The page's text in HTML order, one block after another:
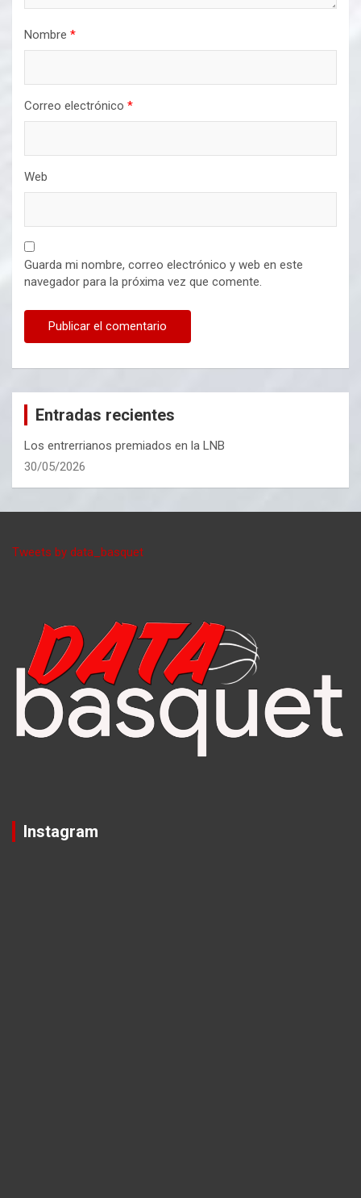
Nombre *
Correo electrónico *
Web
Guarda mi nombre, correo electrónico y web en este
navegador para la próxima vez que comente.
Entradas recientes
Los entrerrianos premiados en la LNB
30/05/2026
Tweets by data_basquet
Instagram